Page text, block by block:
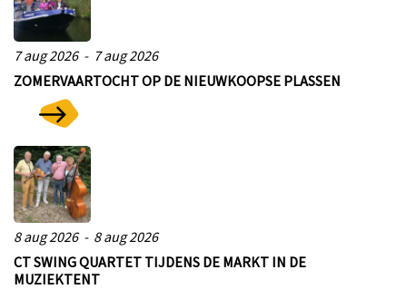
7 aug 2026 - 7 aug 2026
ZOMERVAARTOCHT OP DE NIEUWKOOPSE PLASSEN
8 aug 2026 - 8 aug 2026
CT SWING QUARTET TIJDENS DE MARKT IN DE
MUZIEKTENT